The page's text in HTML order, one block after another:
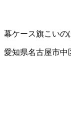
幕ケース旗こいの
愛知県名古屋市中